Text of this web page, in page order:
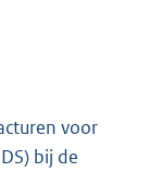
voor
bij de